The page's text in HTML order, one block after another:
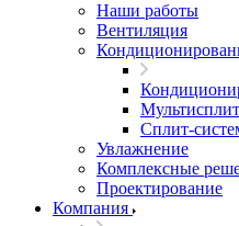
Наши работы
Вентиляция
Сплит-
Увлажнение
Комплексные
Проектирование
Компания